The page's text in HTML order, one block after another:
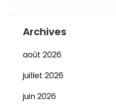
Archives
août 2026
juillet 2026
juin 2026